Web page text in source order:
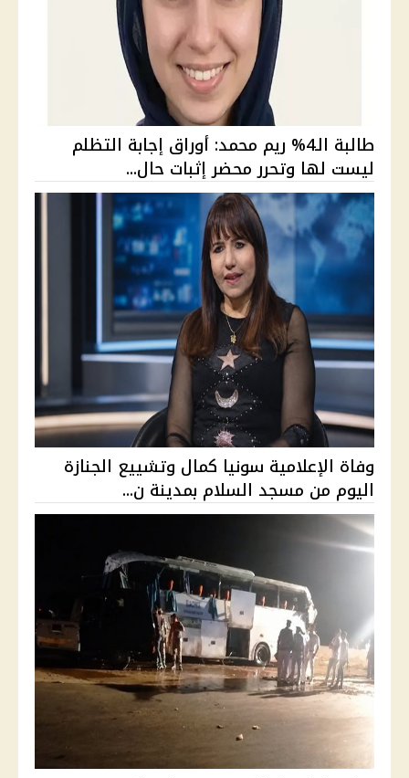
طالبة الـ4% ريم محمد: أوراق إجابة التظلم
ليست لها وتحرر محضر إثبات حال...
وفاة الإعلامية سونيا كمال وتشييع الجنازة
اليوم من مسجد السلام بمدينة ن...